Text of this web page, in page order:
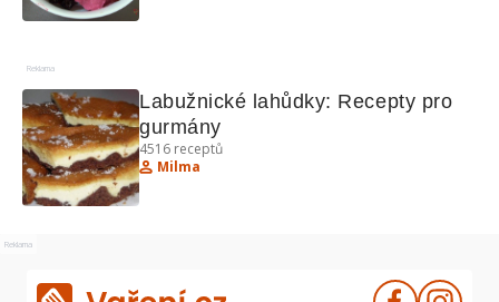
Reklama
Labužnické lahůdky: Recepty pro
gurmány
4516 receptů
Milma
Reklama